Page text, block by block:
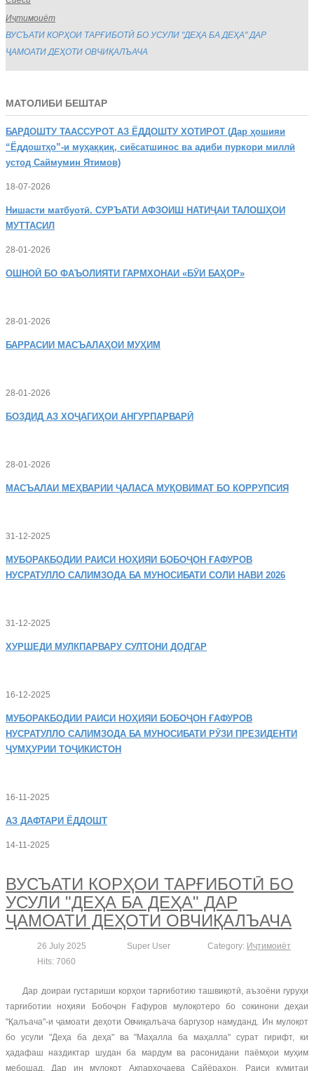
Иҷтимоиёт
ВУСЪАТИ КОРҲОИ ТАРҒИБОТӢ БО УСУЛИ "ДЕҲА БА ДЕҲА" ДАР
ҶАМОАТИ ДЕҲОТИ ОВЧИҚАЛЪАЧА
МАТОЛИБИ БЕШТАР
БАРДОШТУ ТААССУРОТ АЗ ЁДДОШТУ ХОТИРОТ (Дар ҳошияи
“Ёддоштҳо”-и муҳаққиқ, сиёсатшинос ва адиби пуркори миллӣ
устод Саймумин Ятимов)
18-07-2026
Нишасти матбуотӣ. СУРЪАТИ АФЗОИШ НАТИҶАИ ТАЛОШҲОИ
МУТТАСИЛ
28-01-2026
ОШНОӢ БО ФАЪОЛИЯТИ ГАРМХОНАИ «БӮИ БАҲОР»
28-01-2026
БАРРАСИИ МАСЪАЛАҲОИ МУҲИМ
28-01-2026
БОЗДИД АЗ ХОҶАГИҲОИ АНГУРПАРВАРӢ
28-01-2026
МАСЪАЛАИ МЕҲВАРИИ ҶАЛАСА МУҚОВИМАТ БО КОРРУПСИЯ
31-12-2025
МУБОРАКБОДИИ РАИСИ НОҲИЯИ БОБОҶОН ҒАФУРОВ
НУСРАТУЛЛО САЛИМЗОДА БА МУНОСИБАТИ СОЛИ НАВИ 2026
31-12-2025
ХУРШЕДИ МУЛКПАРВАРУ СУЛТОНИ ДОДГАР
16-12-2025
МУБОРАКБОДИИ РАИСИ НОҲИЯИ БОБОҶОН ҒАФУРОВ
НУСРАТУЛЛО САЛИМЗОДА БА МУНОСИБАТИ РӮЗИ ПРЕЗИДЕНТИ
ҶУМҲУРИИ ТОҶИКИСТОН
16-11-2025
АЗ ДАФТАРИ ЁДДОШТ
14-11-2025
ВУСЪАТИ КОРҲОИ ТАРҒИБОТӢ БО
УСУЛИ "ДЕҲА БА ДЕҲА" ДАР
ҶАМОАТИ ДЕҲОТИ ОВЧИҚАЛЪАЧА
26 July 2025 Super User Category: Иҷтимоиёт
Hits: 7060
Дар доираи густариши корҳои тарғиботию ташвиқотӣ, аъзоёни гуруҳи
тарғиботии ноҳияи Бобоҷон Ғафуров мулоқотеро бо сокинони деҳаи
"Қалъача"-и ҷамоати деҳоти Овчиқалъача баргузор намуданд. Ин мулоқот
бо усули "Деҳа ба деҳа" ва "Маҳалла ба маҳалла" сурат гирифт, ки
ҳадафаш наздиктар шудан ба мардум ва расонидани паёмҳои муҳим
мебошад. Дар ин мулоқот Акпархоҷаева Сайёрахон, Раиси кумитаи